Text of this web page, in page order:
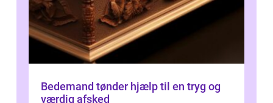
Bedemand tønder hjælp til en tryg og
værdig afsked